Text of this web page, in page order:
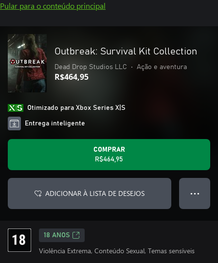
Pular para o conteúdo principal
Outbreak: Survival Kit Collection
Dead Drop Studios LLC • Ação e aventura
R$464,95
Otimizado para Xbox Series X|S
Entrega inteligente
COMPRAR
R$464,95
ADICIONAR À LISTA DE DESEJOS ● ● ●
18 ANOS
Violência Extrema, Conteúdo Sexual, Temas sensíveis